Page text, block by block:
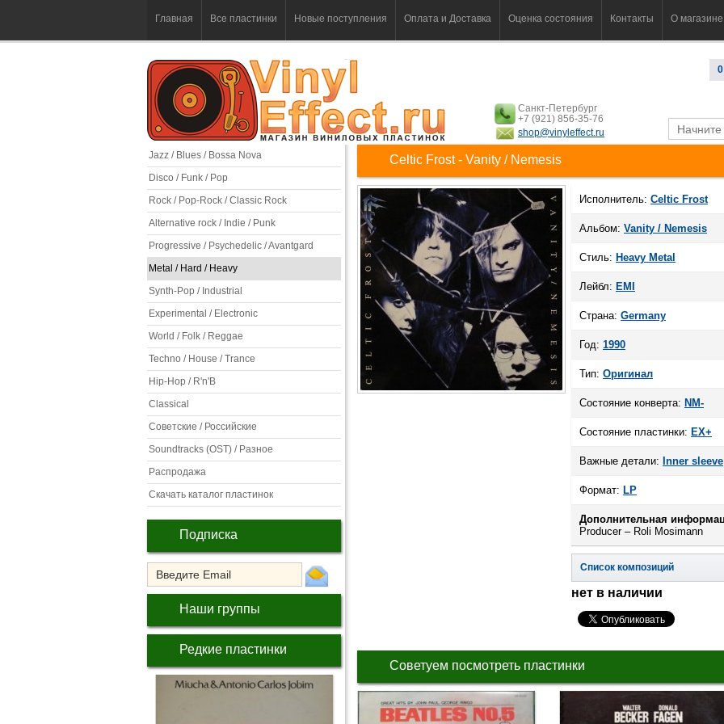
Главная Все пластинки Новые поступления Оплата и Доставка Оценка состояния Контакты О магазине
0
Санкт-Петербург
+7 (921) 856-35-76
shop@vinyleffect.ru
Jazz / Blues / Bossa Nova
Disco / Funk / Pop
Rock / Pop-Rock / Classic Rock
Alternative rock / Indie / Punk
Progressive / Psychedelic / Avantgard
Metal / Hard / Heavy
Synth-Pop / Industrial
Experimental / Electronic
World / Folk / Reggae
Techno / House / Trance
Hip-Hop / R'n'B
Classical
Советские / Российские
Soundtracks (OST) / Разное
Распродажа
Скачать каталог пластинок
Подписка
Наши группы
Редкие пластинки
Celtic Frost - Vanity / Nemesis
Исполнитель: Celtic Frost
Альбом: Vanity / Nemesis
Стиль: Heavy Metal
Лейбл: EMI
Страна: Germany
Год: 1990
Тип: Оригинал
Состояние конверта: NM-
Состояние пластинки: EX+
Важные детали: Inner sleeve
Формат: LP
Дополнительная
Producer – Roli Mosimann
Список композиций
нет в наличии
Советуем посмотреть пластинки